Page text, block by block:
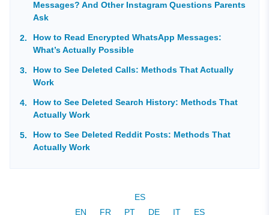
Messages? And Other Instagram Questions Parents
Ask
How to Read Encrypted WhatsApp Messages:
What’s Actually Possible
How to See Deleted Calls: Methods That Actually
Work
How to See Deleted Search History: Methods That
Actually Work
How to See Deleted Reddit Posts: Methods That
Actually Work
ES
EN
FR PT DE IT ES